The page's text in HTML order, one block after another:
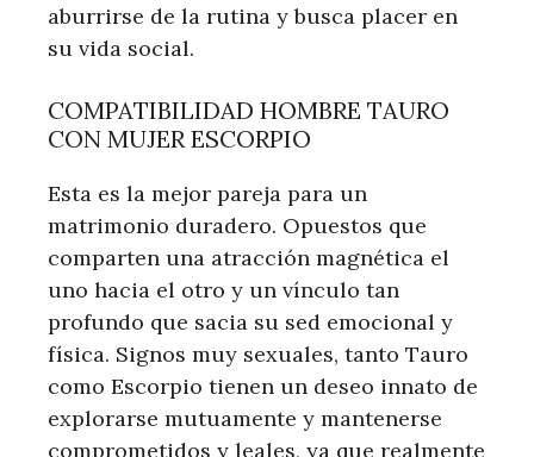
aburrirse de la rutina y busca placer en
su vida social.
COMPATIBILIDAD HOMBRE TAURO
CON MUJER ESCORPIO
Esta es la mejor pareja para un
matrimonio duradero. Opuestos que
comparten una atracción magnética el
uno hacia el otro y un vínculo tan
profundo que sacia su sed emocional y
física. Signos muy sexuales, tanto Tauro
como Escorpio tienen un deseo innato de
explorarse mutuamente y mantenerse
comprometidos y leales, ya que realmente